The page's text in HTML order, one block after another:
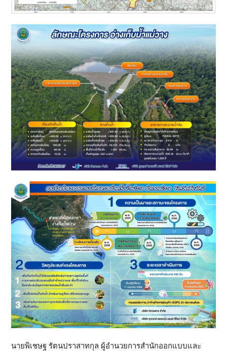
นายพิเชษฐ รัตนปราสาทกุล ผู้อำนวยการสำนักออกแบบและ